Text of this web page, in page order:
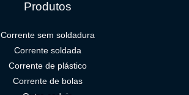
Produtos
Corrente sem soldadura
Corrente soldada
Corrente de plástico
Corrente de bolas